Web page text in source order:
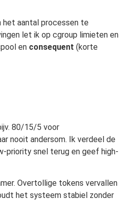
aantal processen te
let ik op cgroup limieten en
en consequent (korte
80/15/5 voor
nooit andersom. Ik verdeel de
priority snel terug en geef high-
Overtollige tokens vervallen
het systeem stabiel zonder